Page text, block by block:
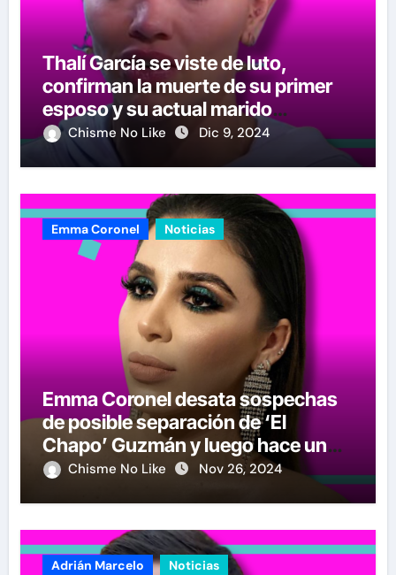
Thalí García se viste de luto,
confirman la muerte de su primer
esposo y su actual marido
reacciona a la noticia
Chisme No Like Dic 9, 2024
Emma Coronel Noticias
Emma Coronel desata sospechas
de posible separación de ‘El
Chapo’ Guzmán y luego hace un
crucial anuncio
Chisme No Like Nov 26, 2024
Adrián Marcelo Noticias